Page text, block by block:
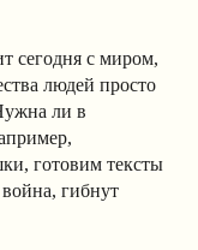
сегодня с миром,
людей просто
ли в
готовим тексты
гибнут